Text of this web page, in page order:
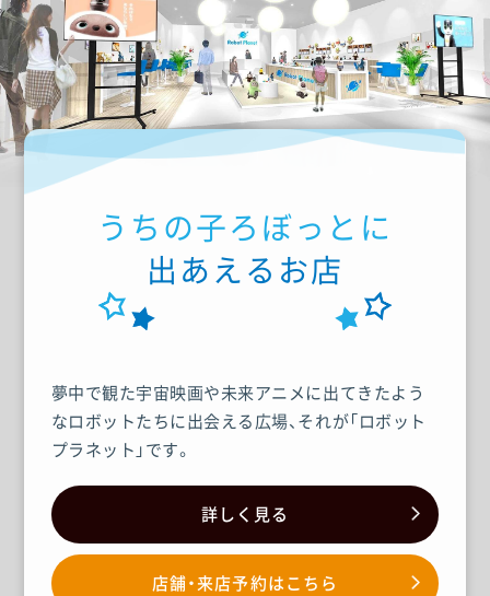
うちの子ろぼっとに
出あえるお店
夢中で観た宇宙映画や未来アニメに出てきたよう
なロボットたちに出会える広場、それが「ロボット
プラネット」です。
詳しく見る
店舗・来店予約はこちら